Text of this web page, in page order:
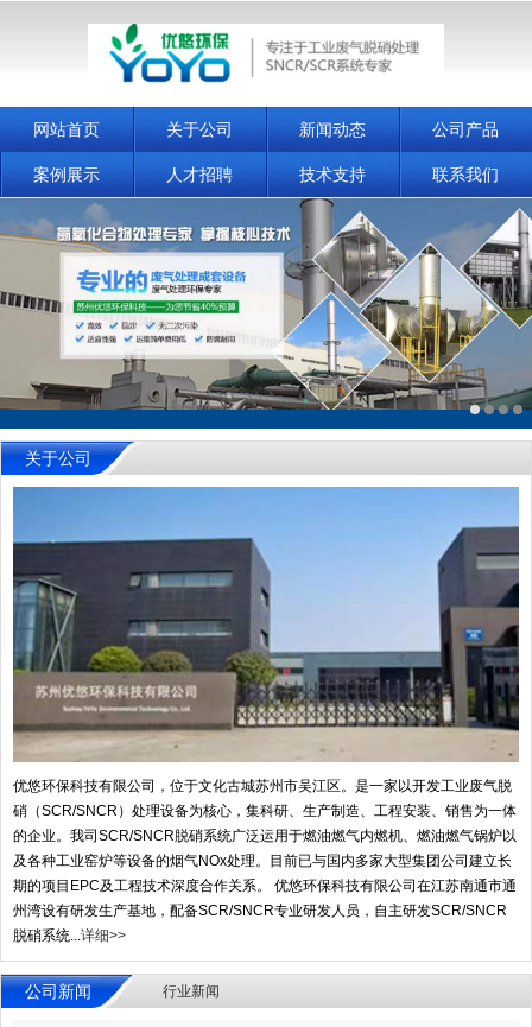
网站首页 关于公司 新闻动态 公司产品
案例展示 人才招聘 技术支持 联系我们
关于公司
优悠环保科技有限公司，位于文化古城苏州市吴江区。是一家以开发工业废气脱
硝（SCR/SNCR）处理设备为核心，集科研、生产制造、工程安装、销售为一体
的企业。我司SCR/SNCR脱硝系统广泛运用于燃油燃气内燃机、燃油燃气锅炉以
及各种工业窑炉等设备的烟气NOx处理。目前已与国内多家大型集团公司建立长
期的项目EPC及工程技术深度合作关系。 优悠环保科技有限公司在江苏南通市通
州湾设有研发生产基地，配备SCR/SNCR专业研发人员，自主研发SCR/SNCR
脱硝系统...详细>>
公司新闻 行业新闻